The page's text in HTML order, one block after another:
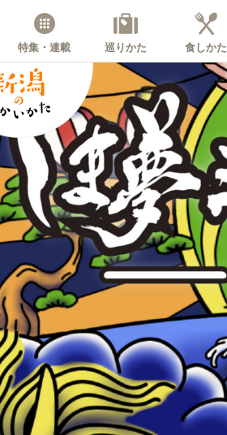
特集・連載 巡りかた 食しかた